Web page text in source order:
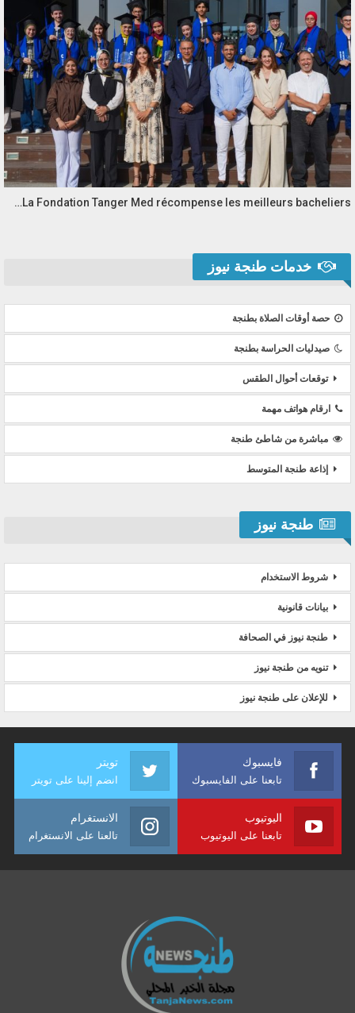
La Fondation Tanger Med récompense les meilleurs bacheliers…
خدمات طنجة نيوز
حصة أوقات الصلاة بطنجة
صيدليات الحراسة بطنجة
توقعات أحوال الطقس
ارقام هواتف مهمة
مباشرة من شاطئ طنجة
إذاعة طنجة المتوسط
طنجة نيوز
شروط الاستخدام
بيانات قانونية
طنجة نيوز في الصحافة
تنويه من طنجة نيوز
للإعلان على طنجة نيوز
فايسبوك
تابعنا على الفايسبوك
تويتر
انضم إلينا على تويتر
اليوتيوب
تابعنا على اليوتيوب
الانستغرام
تالعنا على الانستغرام